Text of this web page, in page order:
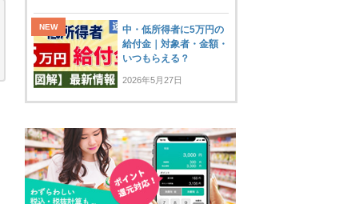
中・低所得者に5万円の
給付金｜対象者・金額・
いつもらえる？
2026年5月27日